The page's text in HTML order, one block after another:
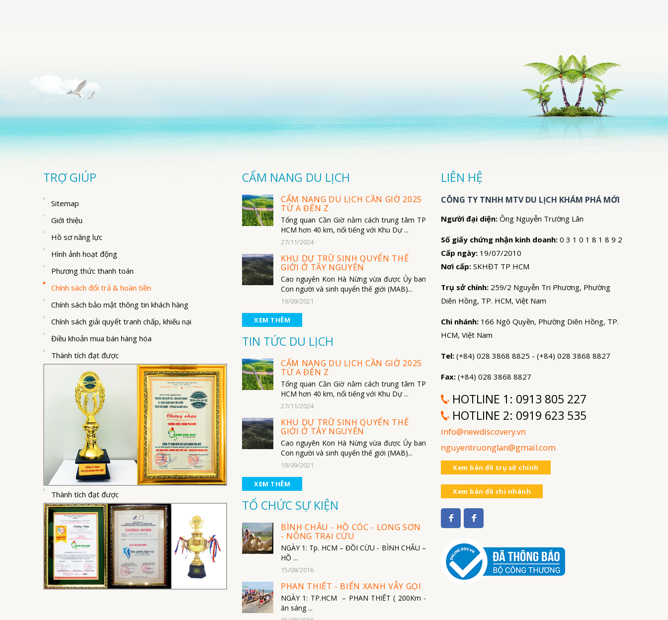
TRỢ GIÚP
Sitemap
Giới thiệu
Hồ sơ năng lực
Hình ảnh hoạt động
Phương thức thanh toán
Chính sách đổi trả & hoàn tiền
Chính sách bảo mật thông tin khách hàng
Chính sách giải quyết tranh chấp, khiếu nại
Điều khoản mua bán hàng hóa
Thành tích đạt được
Thành tích đạt được
CẨM NANG DU LỊCH
CẨM NANG DU LỊCH CẦN GIỜ 2025
TỪ A ĐẾN Z
Tổng quan Cần Giờ nằm cách trung tâm TP
HCM hơn 40 km, nổi tiếng với Khu Dự ...
27/11/2024
KHU DỰ TRỮ SINH QUYỂN THẾ
GIỚI Ở TÂY NGUYÊN
Cao nguyên Kon Hà Nừng vừa được Ủy ban
Con người và sinh quyển thế giới (MAB)...
19/09/2021
XEM THÊM
TIN TỨC DU LỊCH
CẨM NANG DU LỊCH CẦN GIỜ 2025
TỪ A ĐẾN Z
Tổng quan Cần Giờ nằm cách trung tâm TP
HCM hơn 40 km, nổi tiếng với Khu Dự ...
27/11/2024
KHU DỰ TRỮ SINH QUYỂN THẾ
GIỚI Ở TÂY NGUYÊN
Cao nguyên Kon Hà Nừng vừa được Ủy ban
Con người và sinh quyển thế giới (MAB)...
19/09/2021
XEM THÊM
TỔ CHỨC SỰ KIỆN
BÌNH CHÂU - HỒ CÓC - LONG SƠN
- NÔNG TRẠI CỪU
NGÀY 1: Tp. HCM – ĐỒI CỪU - BÌNH CHÂU –
HỒ ...
15/08/2016
PHAN THIẾT - BIỂN XANH VẪY GỌI
NGÀY 1: TP.HCM – PHAN THIẾT ( 200Km -
ăn sáng ...
LIÊN HỆ
CÔNG TY TNHH MTV DU LỊCH KHÁM PHÁ MỚI
Người đại diện: Ông Nguyễn Trường Lân
Số giấy chứng nhận kinh doanh: 0 3 1 0 1 8 1 8 9 2
Cấp ngày: 19/07/2010
Nơi cấp: SKHĐT TP HCM
Trụ sở chính: 259/2 Nguyễn Tri Phương, Phường
Diên Hồng, TP. HCM, Việt Nam
Chi nhánh: 166 Ngô Quyền, Phường Diên Hồng, TP.
HCM, Việt Nam
Tel: (+84) 028 3868 8825 - (+84) 028 3868 8827
Fax: (+84) 028 3868 8827
HOTLINE 1: 0913 805 227
HOTLINE 2: 0919 623 535
info@newdiscovery.vn
nguyentruonglan@gmail.com
Xem bản đồ trụ sở chính
Xem bản đồ chi nhánh